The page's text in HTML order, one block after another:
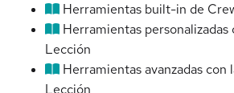
Herramientas built-in de
Herramientas
Lección
Herramientas avanzadas con
Lección